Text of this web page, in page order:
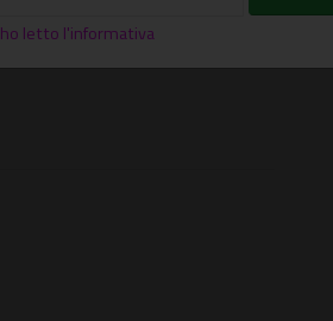
ho letto l'informativa